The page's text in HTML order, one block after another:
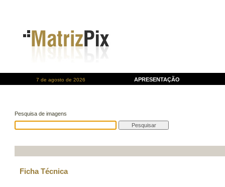
7 de agosto de 2026 APRESENTAÇÃO
Pesquisa de imagens
Ficha Técnica